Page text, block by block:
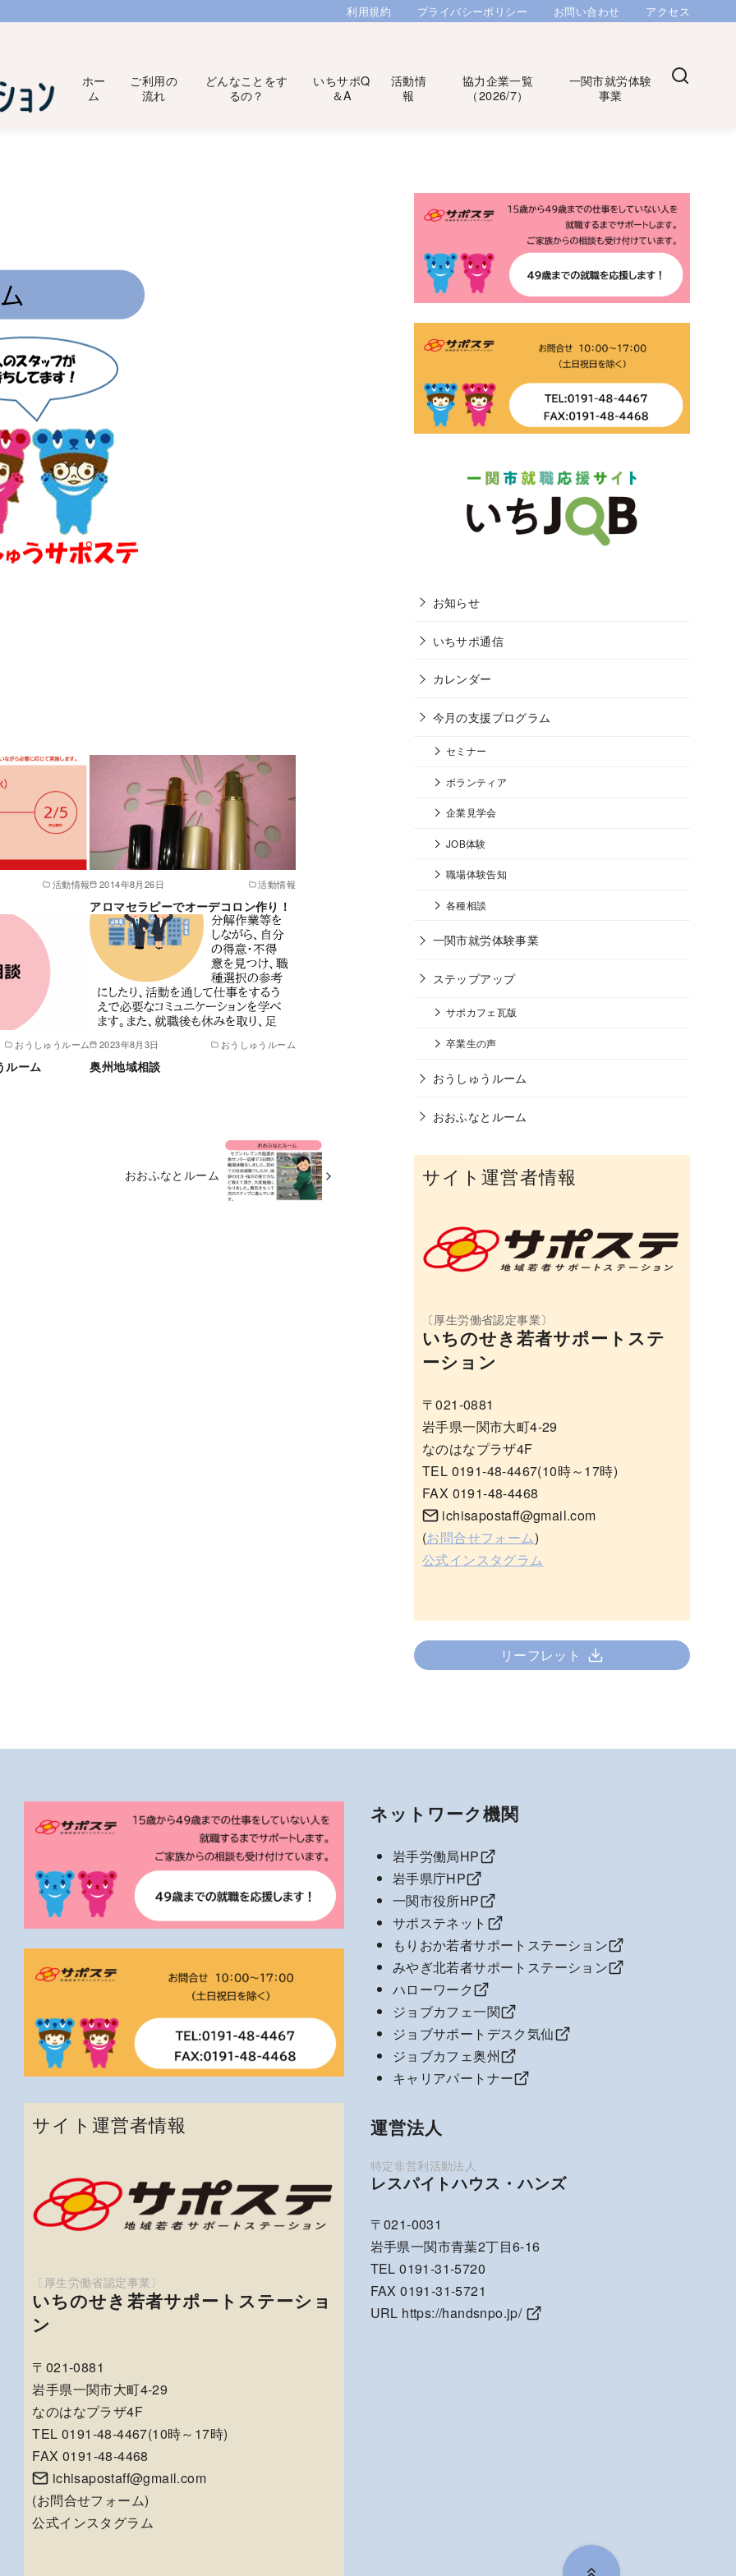
利用規約 プライバシーポリシー お問い合わせ アクセス
ホー
ム
ご利用の
流れ
どんなことをす
るの？
いちサポQ
＆A
活動情
報
協力企業一覧
（2026/7）
一関市就労体験
事業
活動情報 2014年8月26日 活動情報
アロマセラピーでオーデコロン作り！
おうしゅうルーム
ーム
2023年8月3日 おうしゅうルーム
奥州地域相談
おおふなとルーム
お知らせ
いちサポ通信
カレンダー
今月の支援プログラム
セミナー
ボランティア
企業見学会
JOB体験
職場体験告知
各種相談
一関市就労体験事業
ステップアップ
サポカフェ瓦版
卒業生の声
おうしゅうルーム
おおふなとルーム
サイト運営者情報
いちのせき若者サポートステ
ーション
〒021-0881
岩手県一関市大町4-29
なのはなプラザ4F
TEL 0191-48-4467(10時～17時)
FAX 0191-48-4468
ichisapostaff@gmail.com
(お問合せフォーム)
公式インスタグラム
リーフレット
サイト運営者情報
いちのせき若者サポートステーショ
ン
〒021-0881
岩手県一関市大町4-29
なのはなプラザ4F
TEL 0191-48-4467(10時～17時)
FAX 0191-48-4468
ichisapostaff@gmail.com
(お問合せフォーム)
公式インスタグラム
ネットワーク機関
岩手労働局HP
岩手県庁HP
一関市役所HP
サポステネット
もりおか若者サポートステーション
みやぎ北若者サポートステーション
ハローワーク
ジョブカフェ一関
ジョブサポートデスク気仙
ジョブカフェ奥州
キャリアパートナー
運営法人
レスパイトハウス・ハンズ
〒021-0031
岩手県一関市青葉2丁目6-16
TEL 0191-31-5720
FAX 0191-31-5721
URL https://handsnpo.jp/